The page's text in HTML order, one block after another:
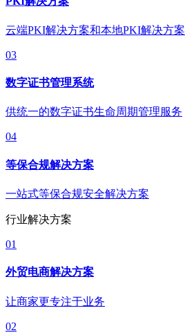
云端PKI解决方案和本地PKI解决方案
03
数字证书管理系统
供统一的数字证书生命周期管理服务
04
等保合规解决方案
一站式等保合规安全解决方案
行业解决方案
01
外贸电商解决方案
让商家更专注于业务
02